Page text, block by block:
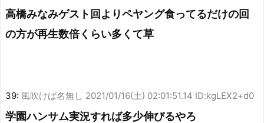
高橋みなみゲスト回よりペヤング食ってるだけの回
の方が再生数倍くらい多くて草
39: 風吹けば名無し 2021/01/16(土) 02:01:51.14 ID:kgLEX2+d0
学園ハンサム実況すれば多少伸びるやろ